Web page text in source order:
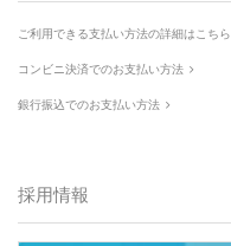
ご利用できる支払い方法の詳細はこちら
コンビニ決済でのお支払い方法
銀行振込でのお支払い方法
採用情報